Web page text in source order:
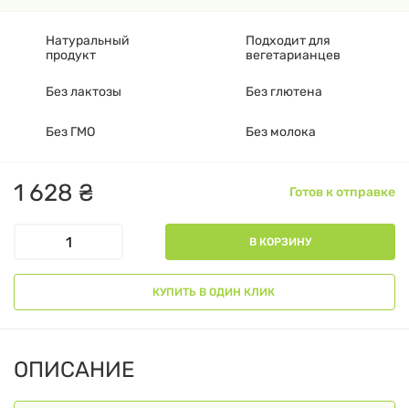
1 628 ₴ Готов к отправке
В КОРЗИНУ
КУПИТЬ В ОДИН КЛИК
Натуральный
продукт
Подходит для
вегетарианцев
Без лактозы Без глютена
Без ГМО Без молока
ОПИСАНИЕ